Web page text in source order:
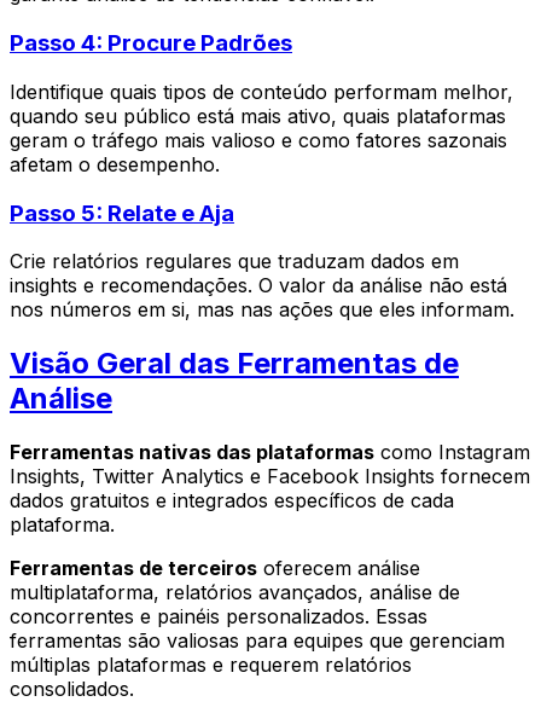
Passo 4: Procure Padrões
Identifique quais tipos de conteúdo performam melhor,
quando seu público está mais ativo, quais plataformas
geram o tráfego mais valioso e como fatores sazonais
afetam o desempenho.
Passo 5: Relate e Aja
Crie relatórios regulares que traduzam dados em
insights e recomendações. O valor da análise não está
nos números em si, mas nas ações que eles informam.
Visão Geral das Ferramentas de
Análise
Ferramentas nativas das plataformas como Instagram
Insights, Twitter Analytics e Facebook Insights fornecem
dados gratuitos e integrados específicos de cada
plataforma.
Ferramentas de terceiros oferecem análise
multiplataforma, relatórios avançados, análise de
concorrentes e painéis personalizados. Essas
ferramentas são valiosas para equipes que gerenciam
múltiplas plataformas e requerem relatórios
consolidados.